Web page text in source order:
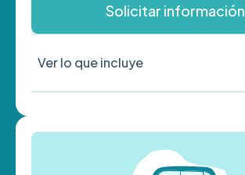
Solicitar información
Ver lo que incluye